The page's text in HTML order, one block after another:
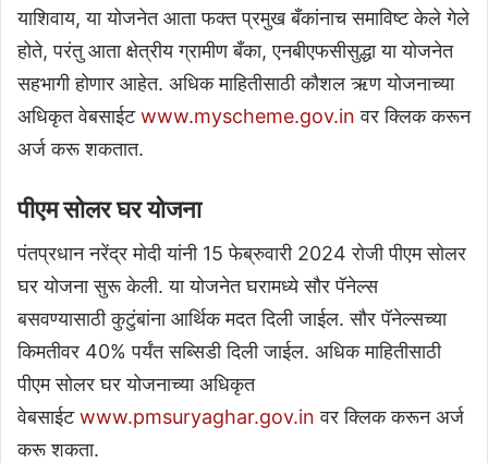
याशिवाय, या योजनेत आता फक्त प्रमुख बँकांनाच समाविष्ट केले गेले
होते, परंतु आता क्षेत्रीय ग्रामीण बँका, एनबीएफसीसुद्धा या योजनेत
सहभागी होणार आहेत. अधिक माहितीसाठी कौशल ऋण योजनाच्या
अधिकृत वेबसाईटwww.myscheme.gov.in वर क्लिक करून
अर्ज करू शकतात.
पीएम सोलर घर योजना
पंतप्रधान नरेंद्र मोदी यांनी 15 फेब्रुवारी 2024 रोजी पीएम सोलर
घर योजना सुरू केली. या योजनेत घरामध्ये सौर पॅनेल्स
बसवण्यासाठी कुटुंबांना आर्थिक मदत दिली जाईल. सौर पॅनेल्सच्या
किमतीवर 40% पर्यंत सब्सिडी दिली जाईल. अधिक माहितीसाठी
पीएम सोलर घर योजनाच्या अधिकृत
वेबसाईटwww.pmsuryaghar.gov.inवर क्लिक करून अर्ज
करू शकता.